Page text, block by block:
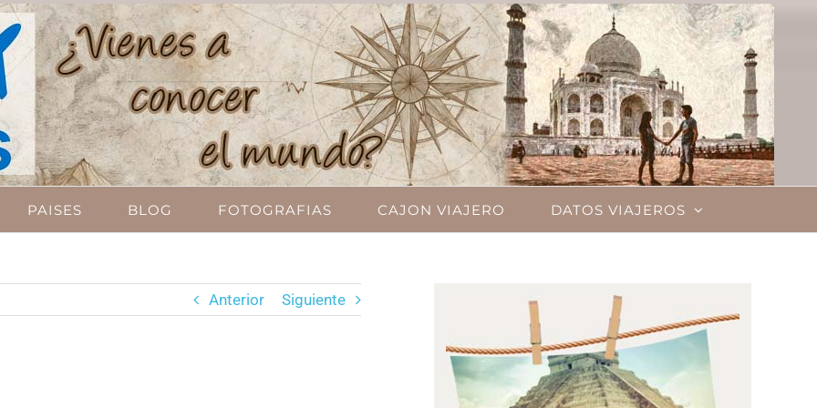
PAISES BLOG FOTOGRAFIAS CAJON VIAJERO DATOS VIAJEROS
Anterior Siguiente